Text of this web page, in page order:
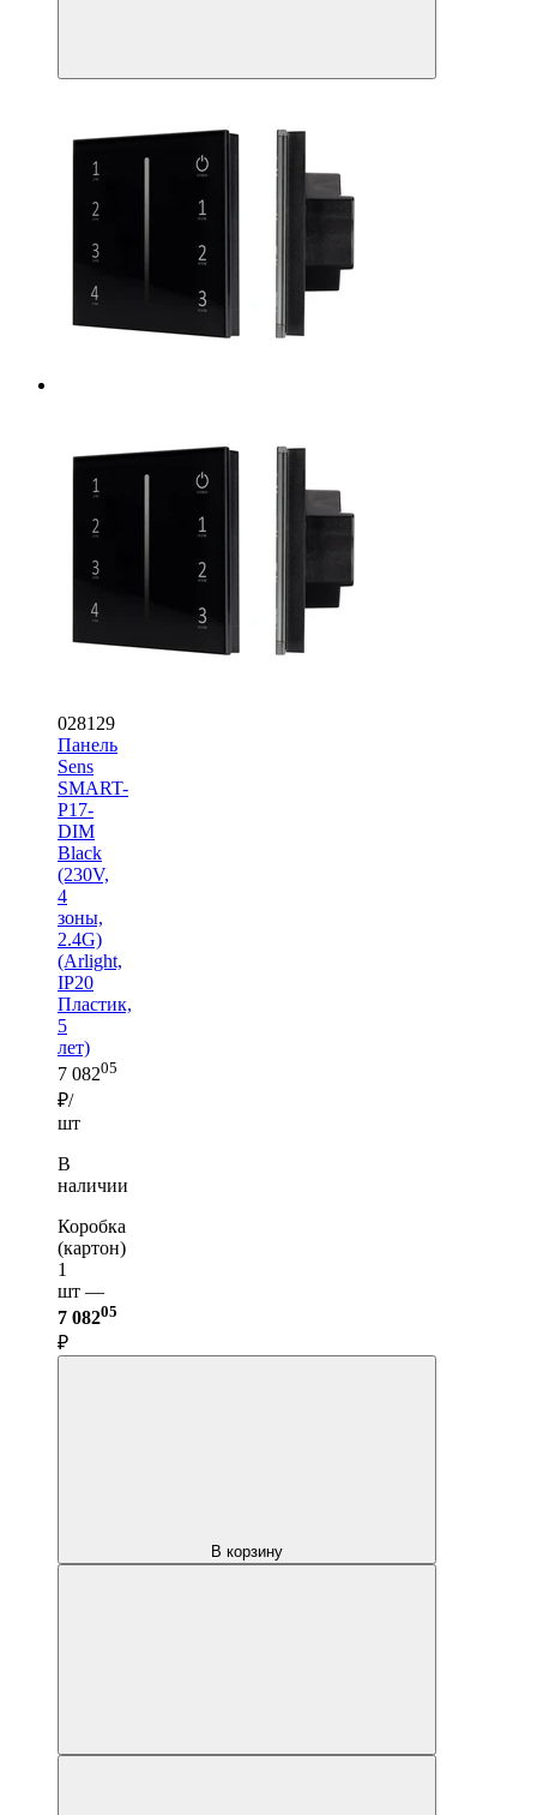
028129
Панель
Sens
SMART-
P17-
DIM
Black
(230V,
4
зоны,
2.4G)
(Arlight,
IP20
Пластик,
5
лет)
7 08205
₽/
шт
В
наличии
Коробка
(картон)
1
шт —
7 08205
₽
В корзину